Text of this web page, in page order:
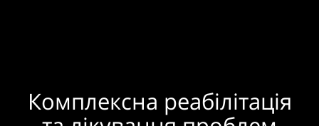
Комплексна реабілітація